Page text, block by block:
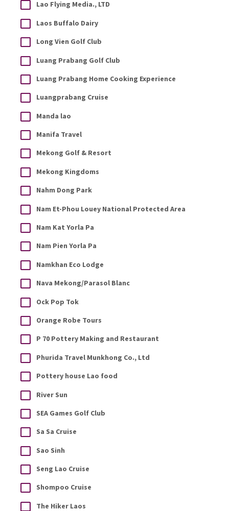
Lao Flying Media., LTD
Laos Buffalo Dairy
Long Vien Golf Club
Luang Prabang Golf Club
Luang Prabang Home Cooking Experience
Luangprabang Cruise
Manda lao
Manifa Travel
Mekong Golf & Resort
Mekong Kingdoms
Nahm Dong Park
Nam Et-Phou Louey National Protected Area
Nam Kat Yorla Pa
Nam Pien Yorla Pa
Namkhan Eco Lodge
Nava Mekong/Parasol Blanc
Ock Pop Tok
Orange Robe Tours
P 70 Pottery Making and Restaurant
Phurida Travel Munkhong Co., Ltd
Pottery house Lao food
River Sun
SEA Games Golf Club
Sa Sa Cruise
Sao Sinh
Seng Lao Cruise
Shompoo Cruise
The Hiker Laos